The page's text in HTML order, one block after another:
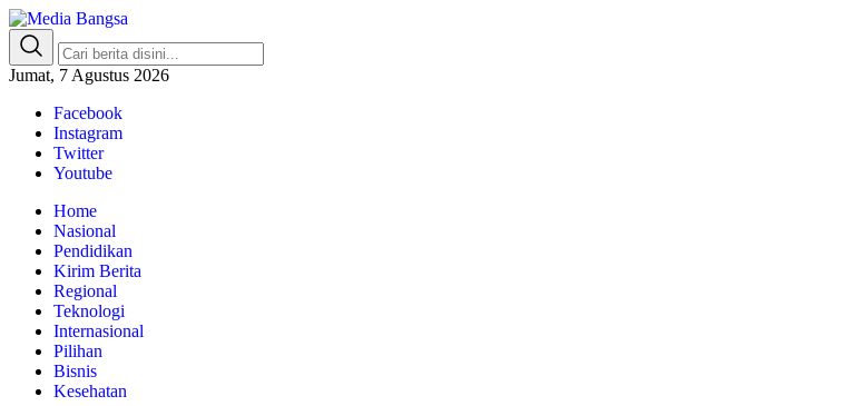
Media Bangsa
Portal Berita Nasional Terpercaya
Jumat, 7 Agustus 2026
Facebook
Instagram
Twitter
Youtube
Home
Nasional
Pendidikan
Kirim Berita
Regional
Teknologi
Internasional
Pilihan
Bisnis
Kesehatan